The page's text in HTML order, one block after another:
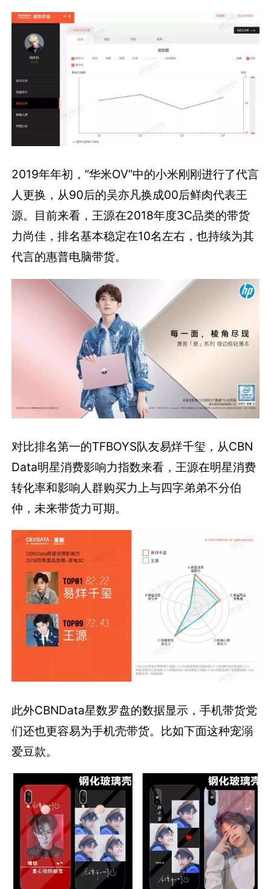
2019年年初，“华米OV”中的小米刚刚进行了代言
人更换，从90后的吴亦凡换成00后鲜肉代表王
源。目前来看，王源在2018年度3C品类的带货
力尚佳，排名基本稳定在10名左右，也持续为其
代言的惠普电脑带货。
对比排名第一的TFBOYS队友易烊千玺，从CBN
Data明星消费影响力指数来看，王源在明星消费
转化率和影响人群购买力上与四字弟弟不分伯
仲，未来带货力可期。
此外CBNData星数罗盘的数据显示，手机带货党
们还也更容易为手机壳带货。比如下面这种宠溺
爱豆款。